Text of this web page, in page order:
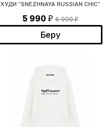
ХУДИ "SNEZHNAYA RUSSIAN CHIC"
5 990 ₽ 6 990₽
Беру